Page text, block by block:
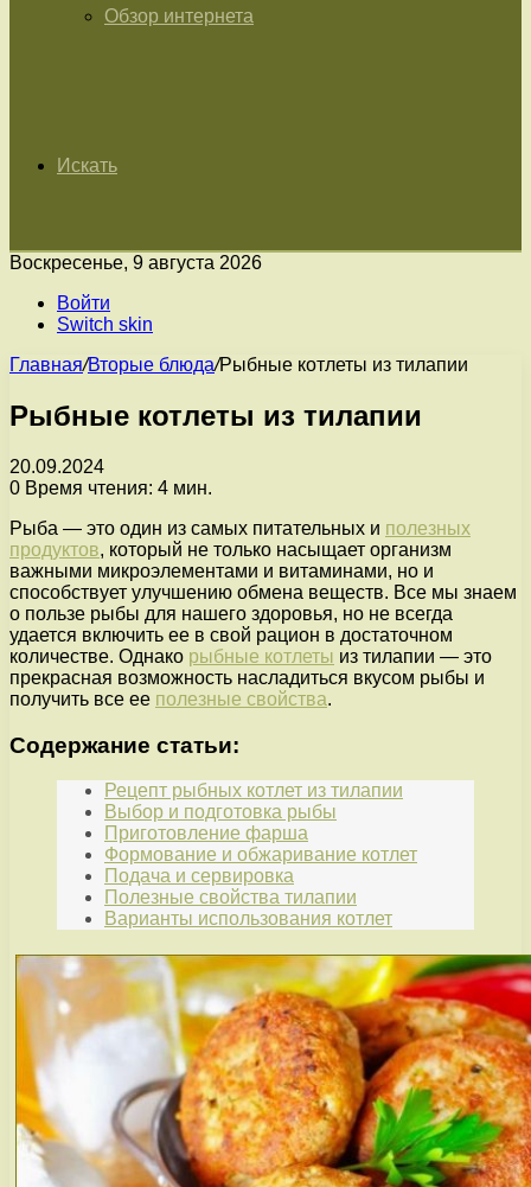
Обзор интернета
Искать
Воскресенье, 9 августа 2026
Войти
Switch skin
Главная/Вторые блюда/Рыбные котлеты из тилапии
Рыбные котлеты из тилапии
20.09.2024
0 Время чтения: 4 мин.
Рыба — это один из самых питательных и полезных
продуктов, который не только насыщает организм
важными микроэлементами и витаминами, но и
способствует улучшению обмена веществ. Все мы знаем
о пользе рыбы для нашего здоровья, но не всегда
удается включить ее в свой рацион в достаточном
количестве. Однако рыбные котлеты из тилапии — это
прекрасная возможность насладиться вкусом рыбы и
получить все ее полезные свойства.
Содержание статьи:
Рецепт рыбных котлет из тилапии
Выбор и подготовка рыбы
Приготовление фарша
Формование и обжаривание котлет
Подача и сервировка
Полезные свойства тилапии
Варианты использования котлет